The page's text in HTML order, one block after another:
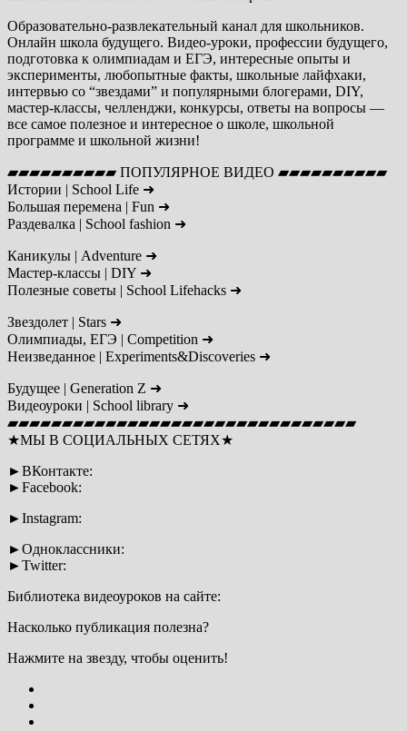
Образовательно-развлекательный канал для школьников.
Онлайн школа будущего. Видео-уроки, профессии будущего,
подготовка к олимпиадам и ЕГЭ, интересные опыты и
эксперименты, любопытные факты, школьные лайфхаки,
интервью со “звездами” и популярными блогерами, DIY,
мастер-классы, челленджи, конкурсы, ответы на вопросы —
все самое полезное и интересное о школе, школьной
программе и школьной жизни!
▰▰▰▰▰▰▰▰▰▰ ПОПУЛЯРНОЕ ВИДЕО ▰▰▰▰▰▰▰▰▰▰
Истории | School Life ➜
Большая перемена | Fun ➜
Раздевалка | School fashion ➜
Каникулы | Adventure ➜
Мастер-классы | DIY ➜
Полезные советы | School Lifehacks ➜
Звездолет | Stars ➜
Олимпиады, ЕГЭ | Сompetition ➜
Неизведанное | Experiments&Discoveries ➜
Будущее | Generation Z ➜
Видеоуроки | School library ➜
▰▰▰▰▰▰▰▰▰▰▰▰▰▰▰▰▰▰▰▰▰▰▰▰▰▰▰▰▰▰▰▰
★МЫ В СОЦИАЛЬНЫХ СЕТЯХ★
►ВКонтакте:
►Facebook:
►Instagram:
►Одноклассники:
►Twitter:
Библиотека видеоуроков на сайте:
Насколько публикация полезна?
Нажмите на звезду, чтобы оценить!